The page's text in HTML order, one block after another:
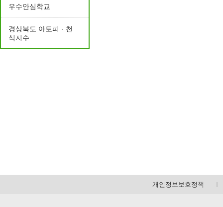
우수안심학교
경상북도 아토피 · 천
식지수
개인정보보호정책